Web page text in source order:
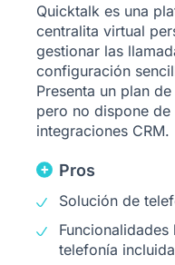
Quicktalk es una
centralita virtual
gestionar las
configuración
Presenta un plan
pero no dispone
integraciones CRM.
Pros
Solución de
telefonía